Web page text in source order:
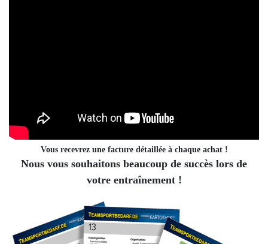
Vous recevrez une facture détaillée à chaque achat !
Nous vous souhaitons beaucoup de succès lors de
votre entraînement !